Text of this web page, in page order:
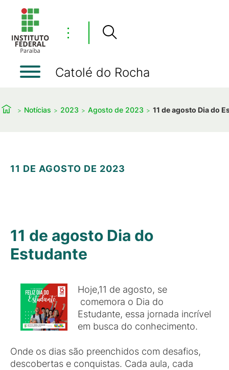
⋮
Catolé do Rocha
Notícias 2023 Agosto de 2023 11 de agosto Dia do
11 DE AGOSTO DE 2023
11 de agosto Dia do
Estudante
Hoje,11 de agosto, se
comemora o Dia do
Estudante, essa jornada incrível
em busca do conhecimento.
Onde os dias são preenchidos com desafios,
descobertas e conquistas. Cada aula, cada